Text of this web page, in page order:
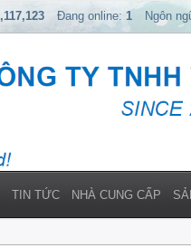
Đang online: 1 Ngôn
TIN TỨC NHÀ CUNG CẤP